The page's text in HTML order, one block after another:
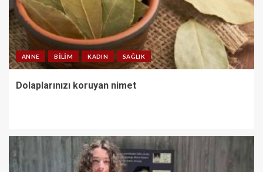
ANNE BILIM KADIN SAĞLIK
Dolaplarınızı koruyan nimet